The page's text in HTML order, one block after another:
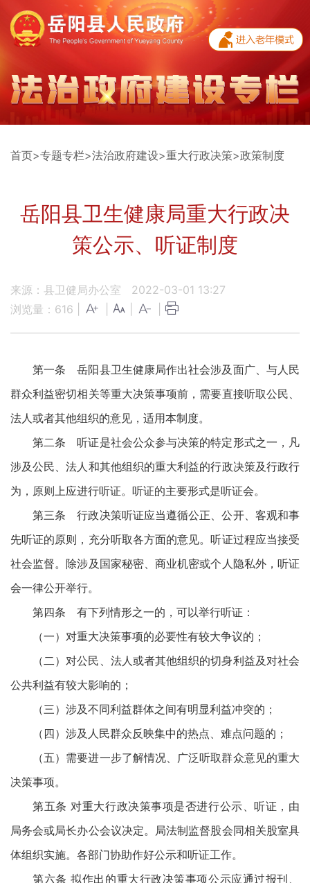
首页>专题专栏>法治政府建设>重大行政决策>政策制度
岳阳县卫生健康局重大行政决
策公示、听证制度
来源：县卫健局办公室
2022-03-01 13:27
浏览量： 616
第一条 岳阳县卫生健康局作出社会涉及面广、与人民
群众利益密切相关等重大决策事项前，需要直接听取公民、
法人或者其他组织的意见，适用本制度。
第二条 听证是社会公众参与决策的特定形式之一，凡
涉及公民、法人和其他组织的重大利益的行政决策及行政行
为，原则上应进行听证。听证的主要形式是听证会。
第三条 行政决策听证应当遵循公正、公开、客观和事
先听证的原则，充分听取各方面的意见。听证过程应当接受
社会监督。除涉及国家秘密、商业机密或个人隐私外，听证
会一律公开举行。
第四条 有下列情形之一的，可以举行听证：
（一）对重大决策事项的必要性有较大争议的；
（二）对公民、法人或者其他组织的切身利益及对社会
公共利益有较大影响的；
（三）涉及不同利益群体之间有明显利益冲突的；
（四）涉及人民群众反映集中的热点、难点问题的；
（五）需要进一步了解情况、广泛听取群众意见的重大
决策事项。
第五条 对重大行政决策事项是否进行公示、听证，由
局务会或局长办公会议决定。局法制监督股会同相关股室具
体组织实施。各部门协助作好公示和听证工作。
第六条 拟作出的重大行政决策事项公示应通过报刊、